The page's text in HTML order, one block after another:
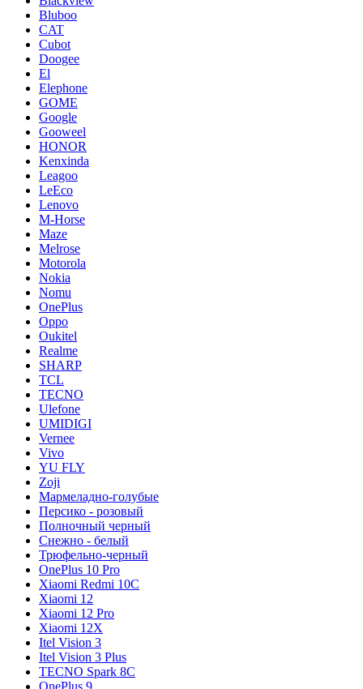
Bluboo
CAT
Cubot
Doogee
El
Elephone
GOME
Google
Gooweel
HONOR
Kenxinda
Leagoo
LeEco
Lenovo
M-Horse
Maze
Melrose
Motorola
Nokia
Nomu
OnePlus
Oppo
Oukitel
Realme
SHARP
TCL
TECNO
Ulefone
UMIDIGI
Vernee
Vivo
YU FLY
Zoji
Мармеладно-голубые
Персико - розовый
Полночный черный
Снежно - белый
Трюфельно-черный
OnePlus 10 Pro
Xiaomi Redmi 10C
Xiaomi 12
Xiaomi 12 Pro
Xiaomi 12X
Itel Vision 3
Itel Vision 3 Plus
TECNO Spark 8C
OnePlus 9